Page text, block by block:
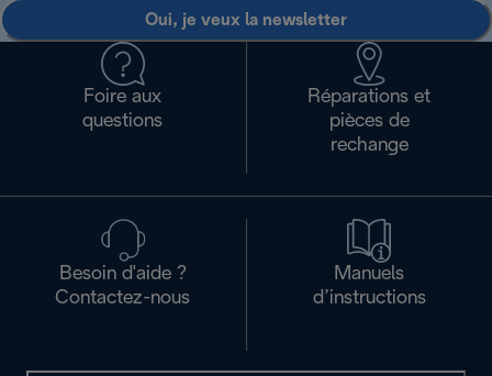
Oui, je veux la newsletter
Foire aux
questions
Réparations et
pièces de
rechange
Besoin d'aide ?
Contactez-nous
Manuels
d’instructions